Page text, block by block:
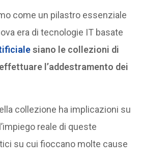
come un pilastro essenziale
era di tecnologie IT basate
siano le collezioni di
l’addestramento dei
collezione ha implicazioni su
reale di queste
su cui fioccano molte cause